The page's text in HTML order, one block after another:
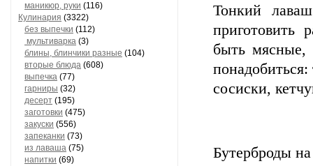
маникюр, руки (116)
Кулинария (3322)
без выпечки (112)
мультиварка (3)
блины, блинчики разные (104)
вторые блюда (608)
выпечка (77)
гарниры (32)
десерт (195)
заготовки (475)
закуски (556)
запеканки (73)
из лаваша (75)
напитки (69)
Тонкий
приготовить
быть
сосиски,
Бутерброды на